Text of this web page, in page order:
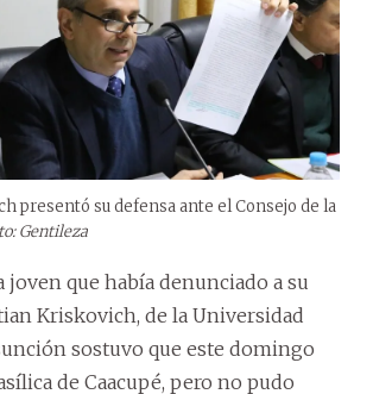
presentó su defensa ante el Consejo de la
Gentileza
joven que había denunciado a su
Kriskovich, de la Universidad
sostuvo que este domingo
de Caacupé, pero no pudo